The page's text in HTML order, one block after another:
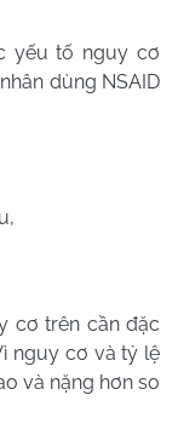
yếu tố nguy cơ
dùng NSAID
cơ trên cần đặc
nguy cơ và tỷ lệ
và nặng hơn so